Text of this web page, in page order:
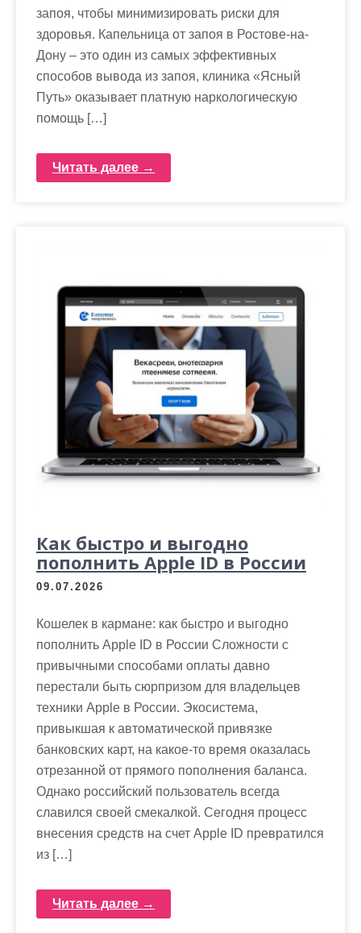
запоя, чтобы минимизировать риски для
здоровья. Капельница от запоя в Ростове-на-
Дону – это один из самых эффективных
способов вывода из запоя, клиника «Ясный
Путь» оказывает платную наркологическую
помощь […]
Читать далее →
Как быстро и выгодно
пополнить Apple ID в России
09.07.2026
Кошелек в кармане: как быстро и выгодно
пополнить Apple ID в России Сложности с
привычными способами оплаты давно
перестали быть сюрпризом для владельцев
техники Apple в России. Экосистема,
привыкшая к автоматической привязке
банковских карт, на какое-то время оказалась
отрезанной от прямого пополнения баланса.
Однако российский пользователь всегда
славился своей смекалкой. Сегодня процесс
внесения средств на счет Apple ID превратился
из […]
Читать далее →